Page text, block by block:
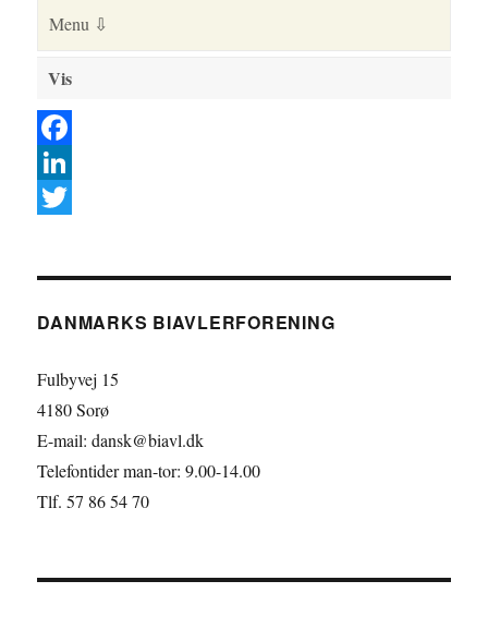
Vis
F
a
o
o
k
L
e
d
I
n
t
t
e
r
DANMARKS BIAVLERFORENING
Fulbyvej 15
4180 Sorø
E-mail: dansk@biavl.dk
Telefontider man-tor: 9.00-14.00
Tlf. 57 86 54 70